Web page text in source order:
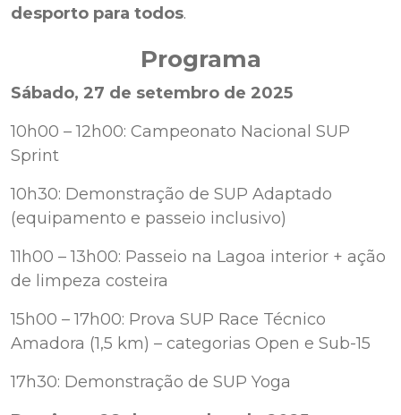
desporto para todos.
Programa
Sábado, 27 de setembro de 2025
10h00 – 12h00: Campeonato Nacional SUP
Sprint
10h30: Demonstração de SUP Adaptado
(equipamento e passeio inclusivo)
11h00 – 13h00: Passeio na Lagoa interior + ação
de limpeza costeira
15h00 – 17h00: Prova SUP Race Técnico
Amadora (1,5 km) – categorias Open e Sub-15
17h30: Demonstração de SUP Yoga